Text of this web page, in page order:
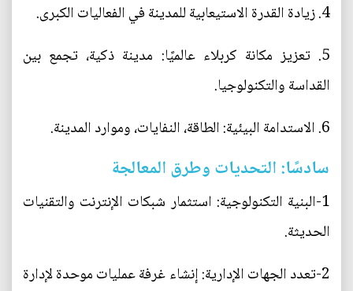
4. زيادة القدرة الاستيعابية للمدينة في الفعاليات الكبرى.
5. تعزيز مكانة كربلاء عالميًا: مدينة ذكية، تجمع بين
القداسة والتكنولوجيا.
6. الاستدامة البيئية: الطاقة، النفايات، وموارد المدينة.
سادسًا: التحديات وطرق المعالجة
1-البنية التكنولوجية: استثمار شبكات الإنترنت والتقنيات
الحديثة.
2-تعدد الجهات الإدارية: إنشاء غرفة عمليات موحدة لإدارة